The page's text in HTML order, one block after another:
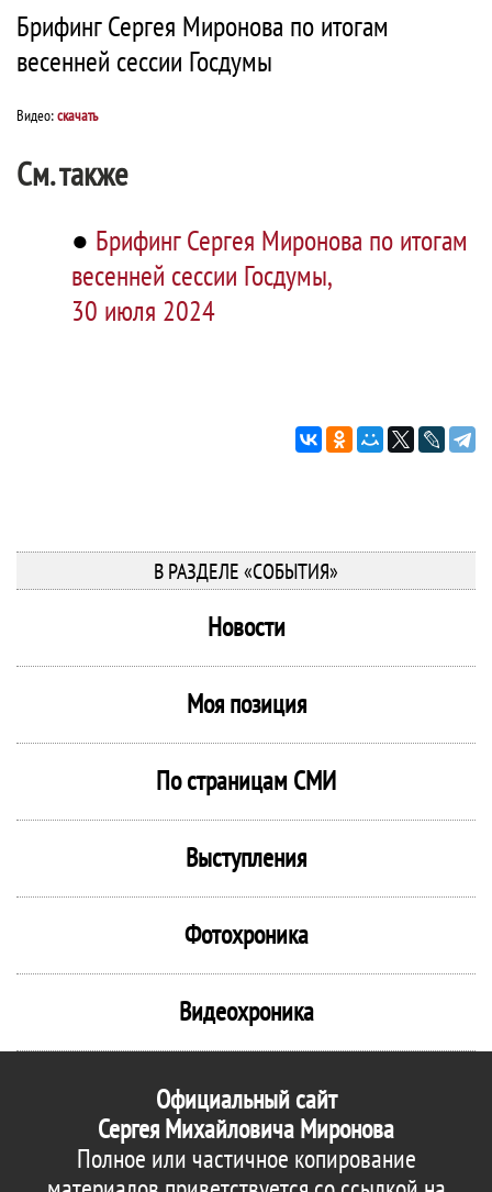
Брифинг Сергея Миронова по итогам
весенней сессии Госдумы
Видео:скачать
См. также
● Брифинг Сергея Миронова по итогам
весенней сессии Госдумы,
30 июля 2024
В РАЗДЕЛЕ «СОБЫТИЯ»
Новости
Моя позиция
По страницам СМИ
Выступления
Фотохроника
Видеохроника
Официальный сайт
Сергея Михайловича Миронова
Полное или частичное копирование